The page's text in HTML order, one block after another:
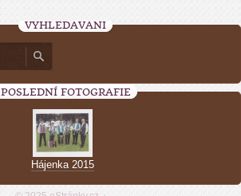
VYHLEDÁVÁNÍ
POSLEDNÍ FOTOGRAFIE
Hájenka 2015